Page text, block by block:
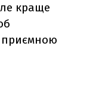
краще
приємною